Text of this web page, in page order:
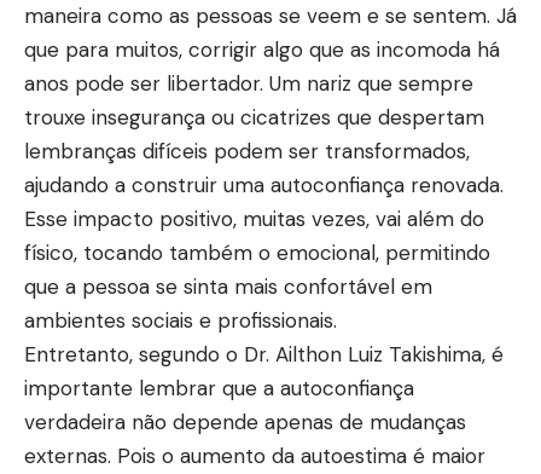
maneira como as pessoas se veem e se sentem. Já
que para muitos, corrigir algo que as incomoda há
anos pode ser libertador. Um nariz que sempre
trouxe insegurança ou cicatrizes que despertam
lembranças difíceis podem ser transformados,
ajudando a construir uma autoconfiança renovada.
Esse impacto positivo, muitas vezes, vai além do
físico, tocando também o emocional, permitindo
que a pessoa se sinta mais confortável em
ambientes sociais e profissionais.
Entretanto, segundo o Dr. Ailthon Luiz Takishima, é
importante lembrar que a autoconfiança
verdadeira não depende apenas de mudanças
externas. Pois o aumento da autoestima é maior